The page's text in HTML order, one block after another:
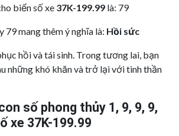
biển số xe 37K-199.99 là: 79
79 mang thêm ý nghĩa là: Hồi sức
hồi và tái sinh. Trong tương lai, bạn
những khó khăn và trở lại với tinh thần
số phong thủy 1, 9, 9, 9,
xe 37K-199.99